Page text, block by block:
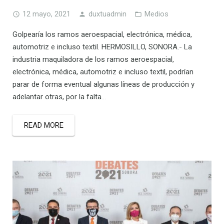
Noticias
Eventos
Bolsa de Trabajo
Asociados
12 mayo, 2021 duxtuadmin Medios
Golpearía los ramos aeroespacial, electrónica, médica,
automotriz e incluso textil. HERMOSILLO, SONORA.- La
industria maquiladora de los ramos aeroespacial,
electrónica, médica, automotriz e incluso textil, podrían
parar de forma eventual algunas líneas de producción y
adelantar otras, por la falta…
READ MORE